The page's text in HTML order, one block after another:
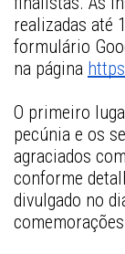
realizadas até
formulário
na página
O primeiro
pecúnia e os
agraciados
conforme
divulgado no